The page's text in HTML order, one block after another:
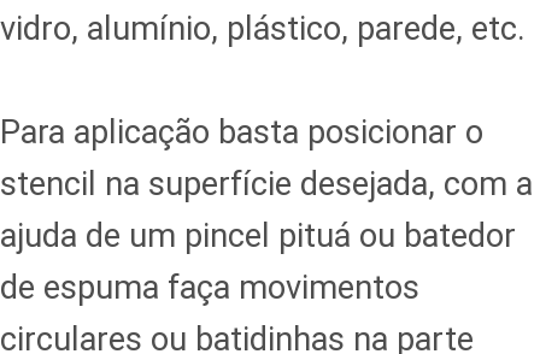
vidro, alumínio, plástico, parede, etc.
Para aplicação basta posicionar o
stencil na superfície desejada, com a
ajuda de um pincel pituá ou batedor
de espuma faça movimentos
circulares ou batidinhas na parte